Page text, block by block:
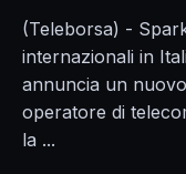
(Teleborsa) -
internazionali in
annuncia un
operatore di
la ...